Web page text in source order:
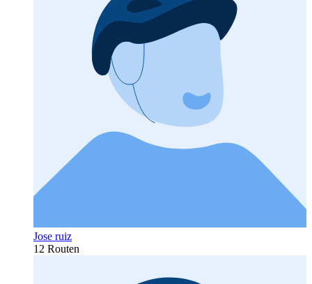
Jose ruiz
12 Routen